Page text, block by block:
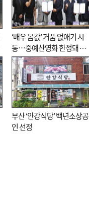
‘배우 몸값’ 거품 없애기 시
동…중예산영화 한정돼 실
효성 의문도
부산 ‘안강식당’ 백년소상공
인 선정